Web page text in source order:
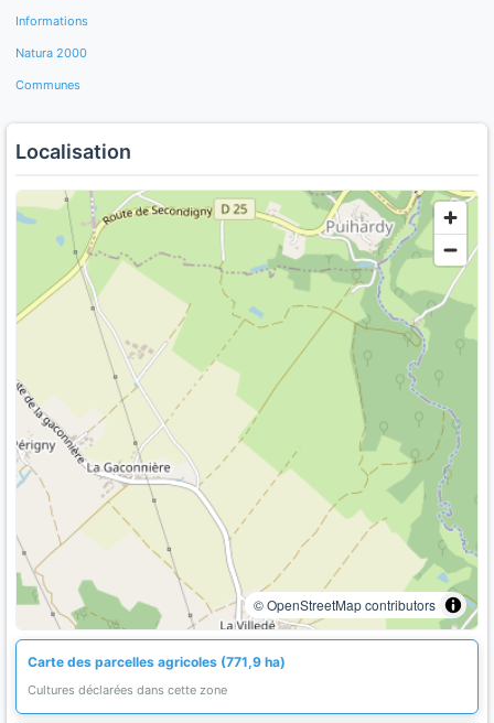
Informations
Natura 2000
Communes
Localisation
© OpenStreetMap contributors
Carte des parcelles agricoles (771,9 ha)
Cultures déclarées dans cette zone